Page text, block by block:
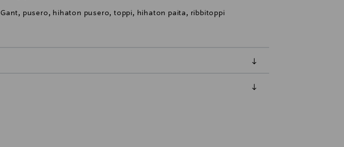
Gant, pusero, hihaton pusero, toppi, hihaton paita, ribbitoppi